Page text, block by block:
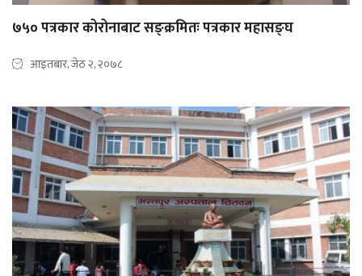
७५० पत्रकार कोरोनाबाट सङ्क्रमितः पत्रकार महासङ्घ
आइतबार, जेठ २, २०७८